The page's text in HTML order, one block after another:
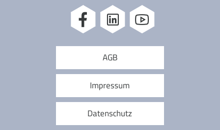
AGB
Impressum
Datenschutz